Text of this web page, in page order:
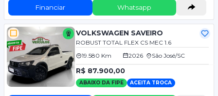
Financiar Whatsapp
VOLKSWAGEN SAVEIRO
ROBUST TOTAL FLEX CS MEC 1.6
19.580 Km
2026 São José/SC
R$ 87.900,00
ABAIXO DA FIPE ACEITA TROCA